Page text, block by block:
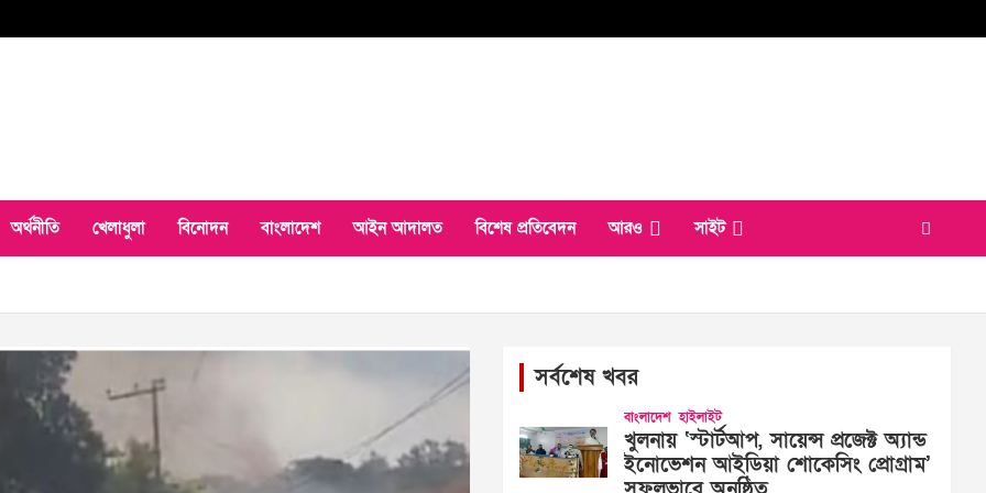
অর্থনীতি খেলাধুলা বিনোদন বাংলাদেশ আইন আদালত বিশেষ প্রতিবেদন আরও সাইট
সর্বশেষ খবর
বাংলাদেশ হাইলাইট
খুলনায় ‘স্টার্টআপ, সায়েন্স প্রজেক্ট অ্যান্ড
ইনোভেশন আইডিয়া শোকেসিং প্রোগ্রাম’